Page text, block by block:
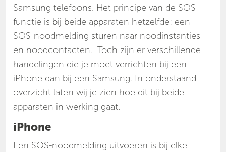
Samsung telefoons. Het principe van de SOS-
functie is bij beide apparaten hetzelfde: een
SOS-noodmelding sturen naar noodinstanties
en noodcontacten. Toch zijn er verschillende
handelingen die je moet verrichten bij een
iPhone dan bij een Samsung. In onderstaand
overzicht laten wij je zien hoe dit bij beide
apparaten in werking gaat.
iPhone
Een SOS-noodmelding uitvoeren is bij elke